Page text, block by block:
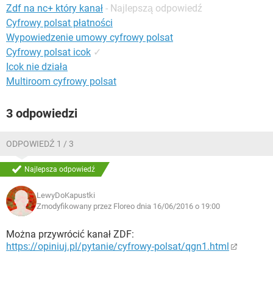
Zdf na nc+ który kanał - Najlepszą odpowiedź
Cyfrowy polsat płatności
Wypowiedzenie umowy cyfrowy polsat
Cyfrowy polsat icok ✓
Icok nie działa
Multiroom cyfrowy polsat
3 odpowiedzi
ODPOWIEDŹ 1 / 3
Najlepsza odpowiedź
LewyDoKapustki
Zmodyfikowany przez Floreo dnia 16/06/2016 o 19:00
Można przywrócić kanał ZDF:
https://opiniuj.pl/pytanie/cyfrowy-polsat/qgn1.html